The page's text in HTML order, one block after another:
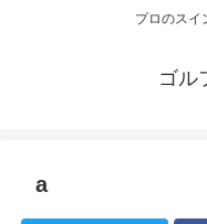
プロのスイ
ゴル
a